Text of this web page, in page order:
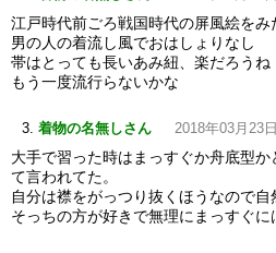
江戸時代前ごろ戦国時代の屏風絵をみ
男の人の着流し風でおはしょりなし
帯はとっても長いあみ紐、楽だろうね
もう一度流行らないかな
着物の名無しさん 2018年03月23
大手で習った時はまっすぐか舟底型
て言われてた。
自分は襟をがっつり抜くほうなので自
そっちの方が好きで無理にまっすぐに